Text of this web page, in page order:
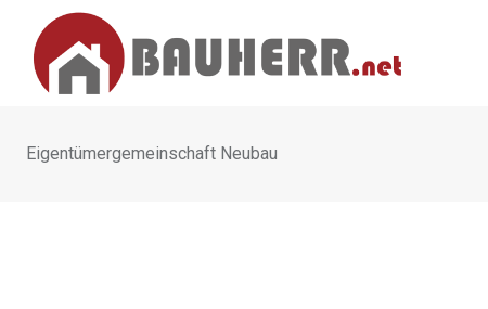
content
Eigentümergemeinschaft Neubau